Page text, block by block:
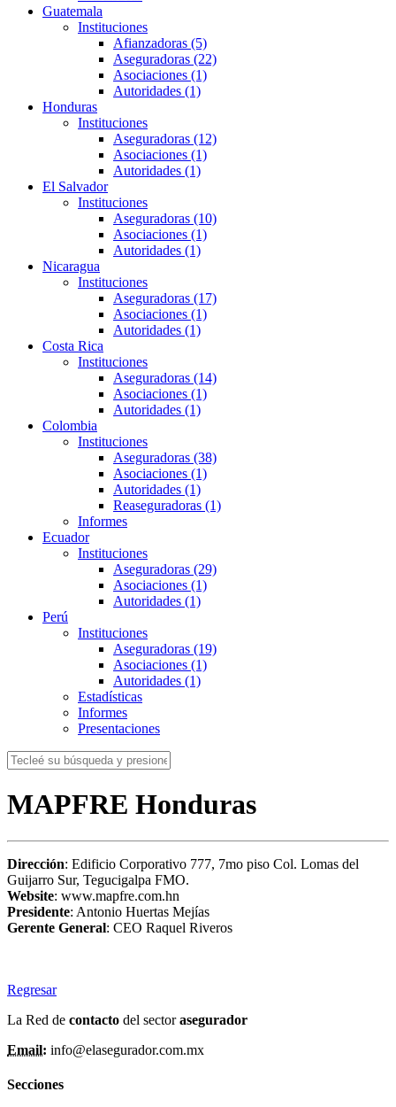
Guatemala
Instituciones
Afianzadoras (5)
Aseguradoras (22)
Asociaciones (1)
Autoridades (1)
Honduras
Instituciones
Aseguradoras (12)
Asociaciones (1)
Autoridades (1)
El Salvador
Instituciones
Aseguradoras (10)
Asociaciones (1)
Autoridades (1)
Nicaragua
Instituciones
Aseguradoras (17)
Asociaciones (1)
Autoridades (1)
Costa Rica
Instituciones
Aseguradoras (14)
Asociaciones (1)
Autoridades (1)
Colombia
Instituciones
Aseguradoras (38)
Asociaciones (1)
Autoridades (1)
Reaseguradoras (1)
Informes
Ecuador
Instituciones
Aseguradoras (29)
Asociaciones (1)
Autoridades (1)
Perú
Instituciones
Aseguradoras (19)
Asociaciones (1)
Autoridades (1)
Estadísticas
Informes
Presentaciones
MAPFRE Honduras
Dirección: Edificio Corporativo 777, 7mo piso Col. Lomas del
Guijarro Sur, Tegucigalpa FMO.
Website: www.mapfre.com.hn
Presidente: Antonio Huertas Mejías
Gerente General: CEO Raquel Riveros
Regresar
La Red de contacto del sectorasegurador
Email: info@elasegurador.com.mx
Secciones